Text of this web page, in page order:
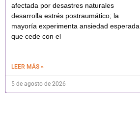
afectada por desastres naturales
desarrolla estrés postraumático; la
mayoría experimenta ansiedad esperada
que cede con el
LEER MÁS »
5 de agosto de 2026